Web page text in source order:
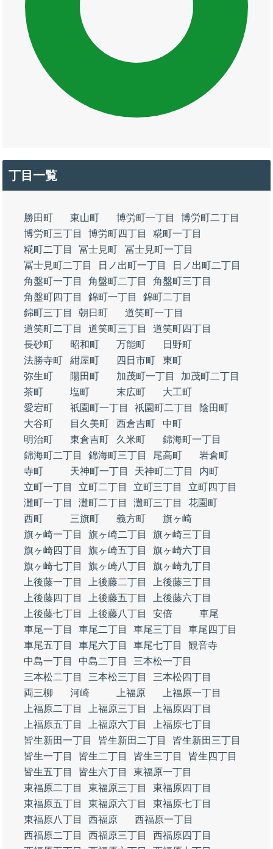
丁目一覧
勝田町 東山町 博労町一丁目
博労町二丁目
博労町三丁目
博労町四丁目
糀町一丁目
糀町二丁目
冨士見町
冨士見町一丁目
冨士見町二丁目
日ノ出町一丁目
日ノ出町二丁目
角盤町一丁目
角盤町二丁目
角盤町三丁目
角盤町四丁目
錦町一丁目
錦町二丁目
錦町三丁目
朝日町
道笑町一丁目
道笑町二丁目
道笑町三丁目
道笑町四丁目
長砂町
昭和町 万能町
日野町
法勝寺町
紺屋町 四日市町
東町
弥生町
陽田町 加茂町一丁目
加茂町二丁目
茶町
塩町 末広町
大工町
愛宕町
祇園町一丁目 祇園町二丁目
陰田町
大谷町
目久美町 西倉吉町
中町
明治町
東倉吉町 久米町
錦海町一丁目
錦海町二丁目
錦海町三丁目 尾高町
岩倉町
寺町
天神町一丁目 天神町二丁目
内町
立町一丁目
立町二丁目 立町三丁目
立町四丁目
灘町一丁目
灘町二丁目 灘町三丁目
花園町
西町
三旗町 義方町
旗ヶ崎
旗ヶ崎一丁目
旗ヶ崎二丁目
旗ヶ崎三丁目
旗ヶ崎四丁目
旗ヶ崎五丁目
旗ヶ崎六丁目
旗ヶ崎七丁目
旗ヶ崎八丁目
旗ヶ崎九丁目
上後藤一丁目
上後藤二丁目
上後藤三丁目
上後藤四丁目
上後藤五丁目
上後藤六丁目
上後藤七丁目
上後藤八丁目 安倍
車尾
車尾一丁目
車尾二丁目 車尾三丁目
車尾四丁目
車尾五丁目
車尾六丁目 車尾七丁目
観音寺
中島一丁目
中島二丁目
三本松一丁目
三本松二丁目
三本松三丁目
三本松四丁目
両三柳
河崎 上福原
上福原一丁目
上福原二丁目
上福原三丁目
上福原四丁目
上福原五丁目
上福原六丁目
上福原七丁目
皆生新田一丁目
皆生新田二丁目
皆生新田三丁目
皆生一丁目
皆生二丁目 皆生三丁目
皆生四丁目
皆生五丁目
皆生六丁目
東福原一丁目
東福原二丁目
東福原三丁目
東福原四丁目
東福原五丁目
東福原六丁目
東福原七丁目
東福原八丁目
西福原
西福原一丁目
西福原二丁目
西福原三丁目
西福原四丁目